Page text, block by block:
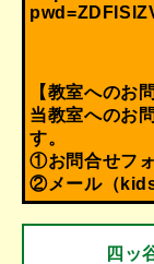
【教室へのお
当教室へのお
す。
①お問合せフ
②メール（
四ッ